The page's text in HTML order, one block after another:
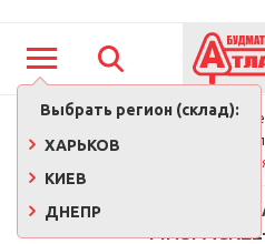
Выбрать регион (склад):
ХАРЬКОВ
КИЕВ
ДНЕПР
Главная
Краски, лаки,
Готовые
Шпаклевка финишная
ШПАКЛЕВКА